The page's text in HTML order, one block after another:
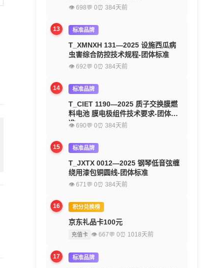
👁 698💬 0⏰ 384天前
13 标准品牌
T_XMNXH 131—2025 设施西瓜病
虫害综合防控技术规程-团体标准
👁 692💬 0⏰ 384天前
14 标准品牌
T_CIET 1190—2025 质子交换膜燃
料电池 膜电极组件技术要求-团体标
准
👁 690💬 0⏰ 384天前
15 标准品牌
T_JXTX 0012—2025 钢琴低音弦缠
绕用漆包铜圆线-团体标准
👁 671💬 0⏰ 384天前
16 积分兑换榜
京东礼品卡100元
充值卡 👁 667💬 0⏰ 1018天前
17 标准品牌